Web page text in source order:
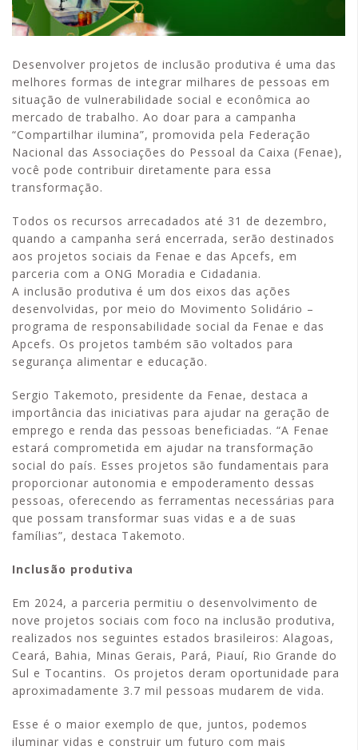
Desenvolver projetos de inclusão produtiva é uma das
melhores formas de integrar milhares de pessoas em
situação de vulnerabilidade social e econômica ao
mercado de trabalho. Ao doar para a campanha
“Compartilhar ilumina”, promovida pela Federação
Nacional das Associações do Pessoal da Caixa (Fenae),
você pode contribuir diretamente para essa
transformação.
Todos os recursos arrecadados até 31 de dezembro,
quando a campanha será encerrada, serão destinados
aos projetos sociais da Fenae e das Apcefs, em
parceria com a ONG Moradia e Cidadania.
A inclusão produtiva é um dos eixos das ações
desenvolvidas, por meio do Movimento Solidário –
programa de responsabilidade social da Fenae e das
Apcefs. Os projetos também são voltados para
segurança alimentar e educação.
Sergio Takemoto, presidente da Fenae, destaca a
importância das iniciativas para ajudar na geração de
emprego e renda das pessoas beneficiadas. “A Fenae
estará comprometida em ajudar na transformação
social do país. Esses projetos são fundamentais para
proporcionar autonomia e empoderamento dessas
pessoas, oferecendo as ferramentas necessárias para
que possam transformar suas vidas e a de suas
famílias”, destaca Takemoto.
Inclusão produtiva
Em 2024, a parceria permitiu o desenvolvimento de
nove projetos sociais com foco na inclusão produtiva,
realizados nos seguintes estados brasileiros: Alagoas,
Ceará, Bahia, Minas Gerais, Pará, Piauí, Rio Grande do
Sul e Tocantins. Os projetos deram oportunidade para
aproximadamente 3.7 mil pessoas mudarem de vida.
Esse é o maior exemplo de que, juntos, podemos
iluminar vidas e construir um futuro com mais